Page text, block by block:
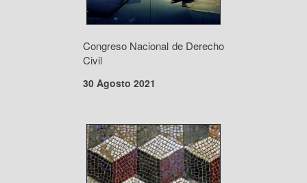
Congreso Nacional de Derecho
Civil
30 Agosto 2021